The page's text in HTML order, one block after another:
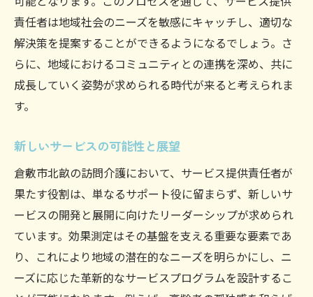
責任者は地域社会のニーズを敏感にキャッチし、適切な
解決策を提案することができるようになるでしょう。さ
らに、地域におけるコミュニティとの連携を深め、共に
成長していく姿勢が求められる時代が来ると考えられま
す。
新しいサービスの可能性と展望
倉敷市北畝の訪問介護において、サービス提供責任者が
果たす役割は、単なるサポート役に留まらず、新しいサ
ービスの開発と展開に向けたリーダーシップが求められ
ています。効果測定はその基盤を支える重要な要素であ
り、これにより地域の潜在的なニーズを明らかにし、ニ
ーズに応じた革新的なサービスプログラムを設計するこ